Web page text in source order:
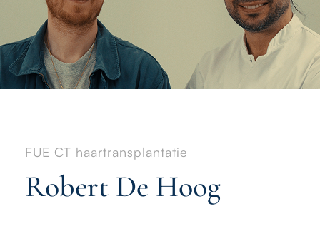
FUE CT haartransplantatie
Robert De Hoog